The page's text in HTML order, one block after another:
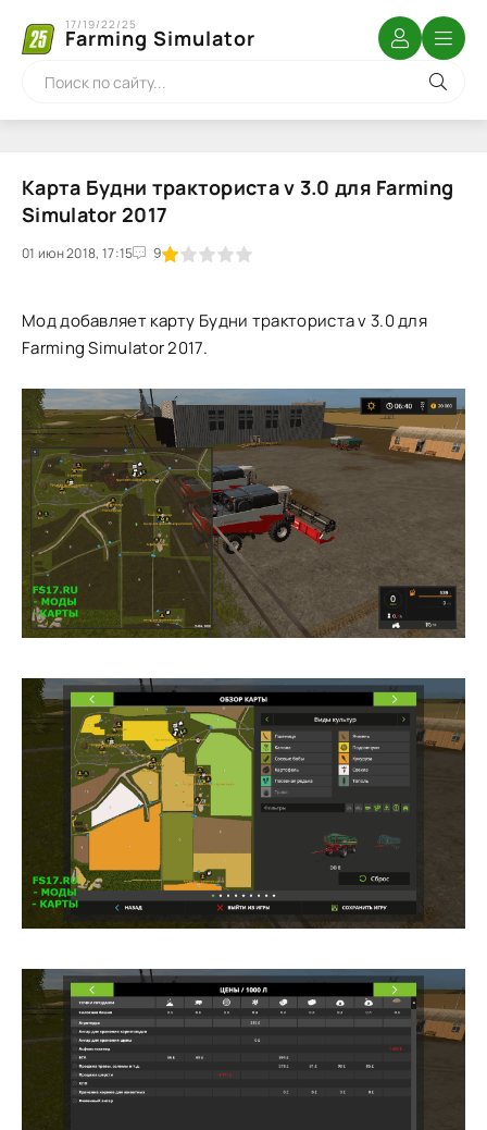
Farming Simulator
17/19/22/25
Карта Будни тракториста v 3.0 для Farming
Simulator 2017
01 июн 2018, 17:15 9
1 2 3 4 5
Мод добавляет карту Будни тракториста v 3.0 для
Farming Simulator 2017.